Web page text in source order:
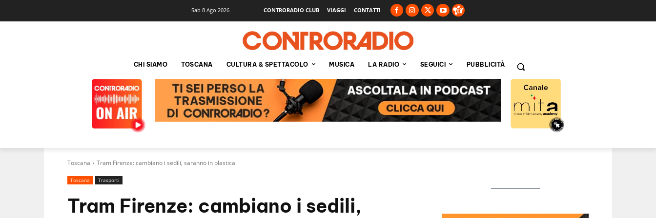
Sab 8 Ago 2026 CONTRORADIO CLUB VIAGGI CONTATTI
CHI SIAMO TOSCANA CULTURA & SPETTACOLO MUSICA LA RADIO SEGUICI PUBBLICITÀ
Toscana Tram Firenze: cambiano i sedili, saranno in plastica
Toscana Trasporti
Tram Firenze: cambiano i sedili,